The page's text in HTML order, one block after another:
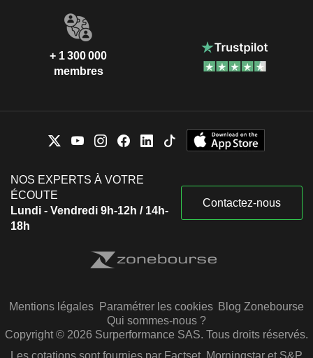
+ 1 300 000
membres
NOS EXPERTS À VOTRE
ÉCOUTE
Lundi - Vendredi 9h-12h / 14h-
18h
Contactez-nous
Mentions légales Paramétrer les cookies Blog Zonebourse
Qui sommes-nous ?
Copyright © 2026 Surperformance SAS. Tous droits réservés.
Les cotations sont fournies par Factset, Morningstar et S&P